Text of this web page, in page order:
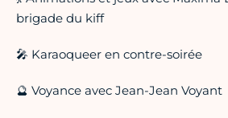
brigade du kiff
🎤 Karaoqueer en contre-soirée
🔮 Voyance avec Jean-Jean Voyant